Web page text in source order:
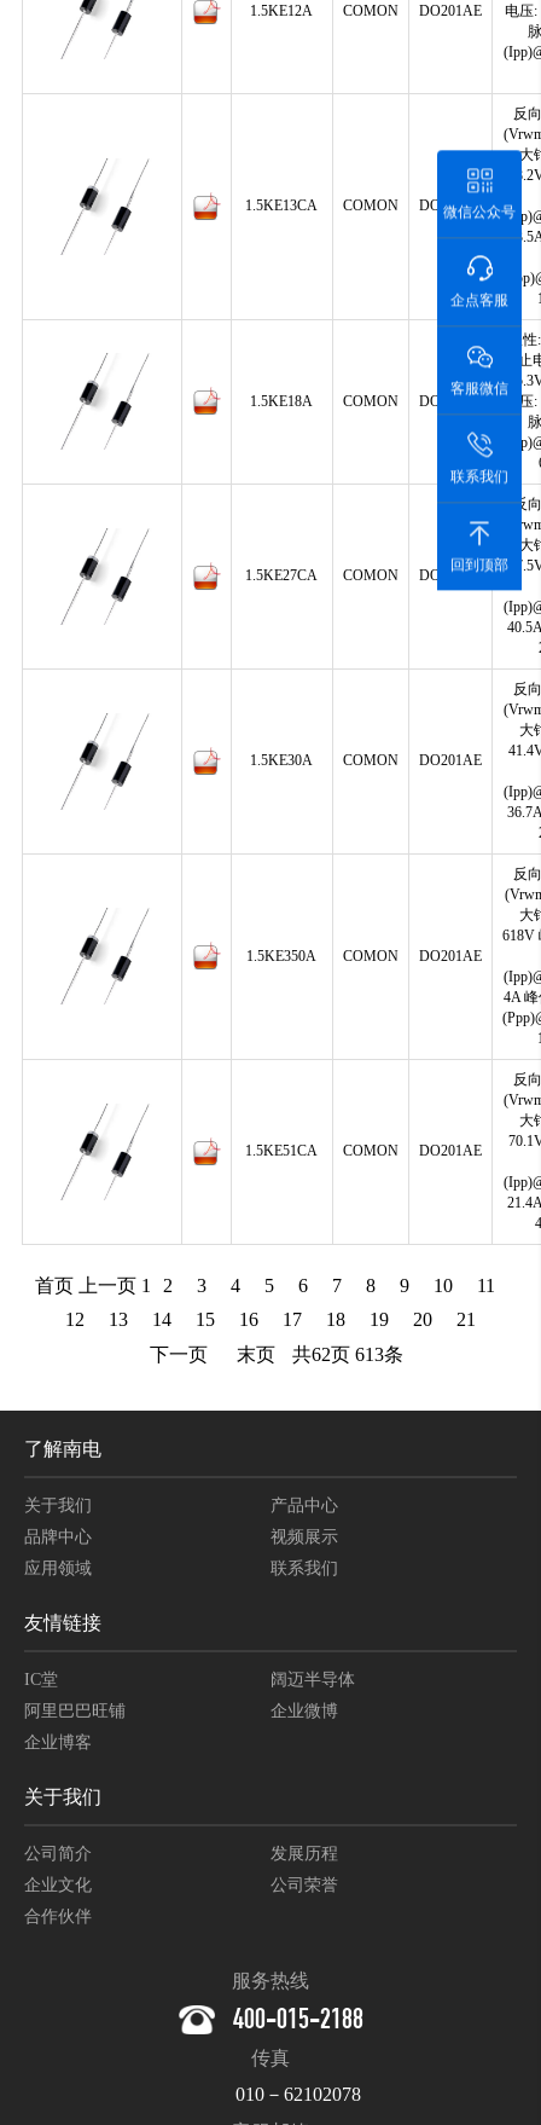
1.5KE12A COMON DO201AE
电压:
1.5KE13CA COMON DO201AE
反
大
1.5KE18A COMON DO201AE
极
截
电压:
1.5KE27CA COMON DO201AE
反
大
1.5KE30A COMON DO201AE
反
大
1.5KE350A COMON DO201AE
反
大
618V
4A
1.5KE51CA COMON DO201AE
反
大
首页 上一页 1 2 3 4 5 6 7 8 9 10
11
12
13 14 15 16 17 18 19 20
21
下一页
末页 共62页 613条
了解南电
关于我们
产品中心
品牌中心
视频展示
应用领域
联系我们
友情链接
IC堂
阔迈半导体
阿里巴巴旺铺
企业微博
企业博客
关于我们
公司简介
发展历程
企业文化
公司荣誉
合作伙伴
服务热线
400-015-2188
传真
010－62102078
微信公众号
企点客服
客服微信
联系我们
回到顶部